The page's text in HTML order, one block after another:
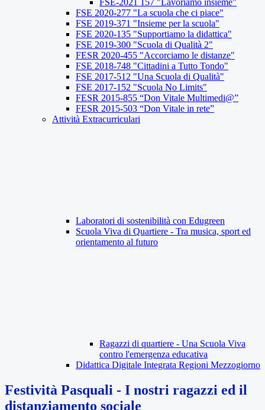
FSE-2021 157 "Lavoriamo insieme"
FSE 2020-277 "La scuola che ci piace"
FSE 2019-371 "Insieme per la scuola"
FSE 2020-135 "Supportiamo la didattica"
FSE 2019-300 "Scuola di Qualità 2"
FESR 2020-455 "Accorciamo le distanze"
FSE 2018-748 "Cittadini a Tutto Tondo"
FSE 2017-512 "Una Scuola di Qualità"
FSE 2017-152 "Scuola No Limits"
FESR 2015-855 “Don Vitale Multimedi@”
FESR 2015-503 “Don Vitale in rete”
Attività Extracurriculari
Laboratori di sostenibilità con Edugreen
Scuola Viva di Quartiere - Tra musica, sport ed
orientamento al futuro
Ragazzi di quartiere - Una Scuola Viva
contro l'emergenza educativa
Didattica Digitale Integrata Regioni Mezzogiorno
Festività Pasquali - I nostri ragazzi ed il
distanziamento sociale